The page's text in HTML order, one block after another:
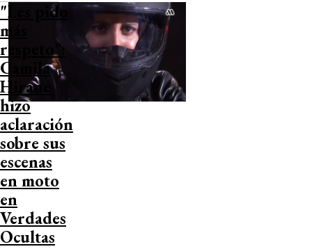
"Les pido
más
respeto":
Camila
Hirane
hizo
aclaración
sobre sus
escenas
en moto
en
Verdades
Ocultas